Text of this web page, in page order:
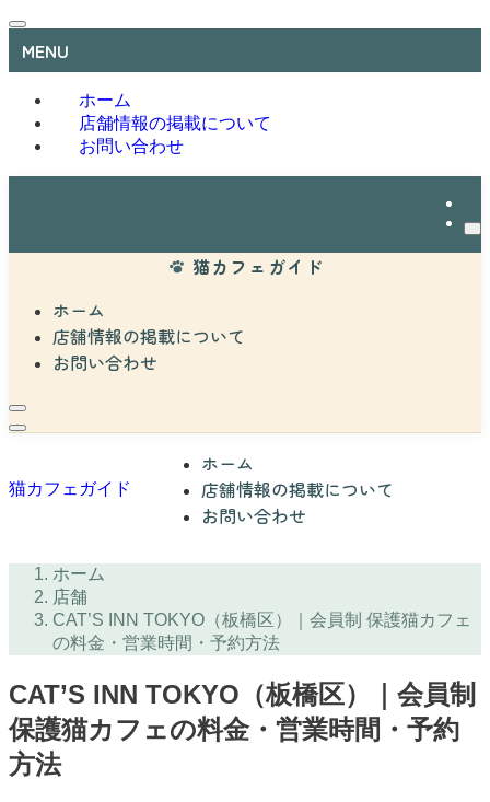
MENU
ホーム
店舗情報の掲載について
お問い合わせ
猫カフェガイド
ホーム
店舗情報の掲載について
お問い合わせ
猫カフェガイド
ホーム
店舗情報の掲載について
お問い合わせ
ホーム
店舗
CAT’S INN TOKYO（板橋区）｜会員制 保護猫カフェ
の料金・営業時間・予約方法
CAT’S INN TOKYO（板橋区）｜会員制
保護猫カフェの料金・営業時間・予約
方法